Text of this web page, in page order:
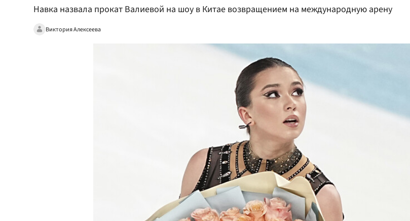
Навка назвала прокат Валиевой на шоу в Китае возвращением на международную арену
Виктория Алексеева